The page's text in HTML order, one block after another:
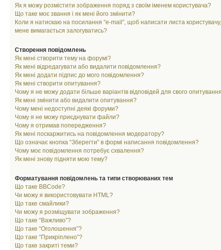
Як я можу розмістити зображення поряд з своїм іменем користувача?
Що таке моє звання і як мені його змінити?
Коли я натискаю на посилання “e-mail”, щоб написати листа користувачу,
мене вимагається залогуватись?
Створення повідомлень
Як мені створити тему на форумі?
Як мені відредагувати або видалити повідомлення?
Як мені додати підпис до мого повідомлення?
Як мені створити опитування?
Чому я не можу додати більше варіантів відповідей для свого
Як мені змінити або видалити опитування?
Чому мені недоступні деякі форуми?
Чому я не можу приєднувати файли?
Чому я отримав попередження?
Як мені поскаржитись на повідомлення модератору?
Що означає кнопка “Зберегти” в формі написання повідомлення?
Чому моє повідомлення потребує схвалення?
Як мені знову підняти мою тему?
Форматування повідомлень та типи створюваних тем
Що таке BBCode?
Чи можу я використовувати HTML?
Що таке смайлики?
Чи можу я розміщувати зображення?
Що таке “Важливо”?
Що таке “Оголошення”?
Що таке “Прикріплено”?
Що таке закриті теми?